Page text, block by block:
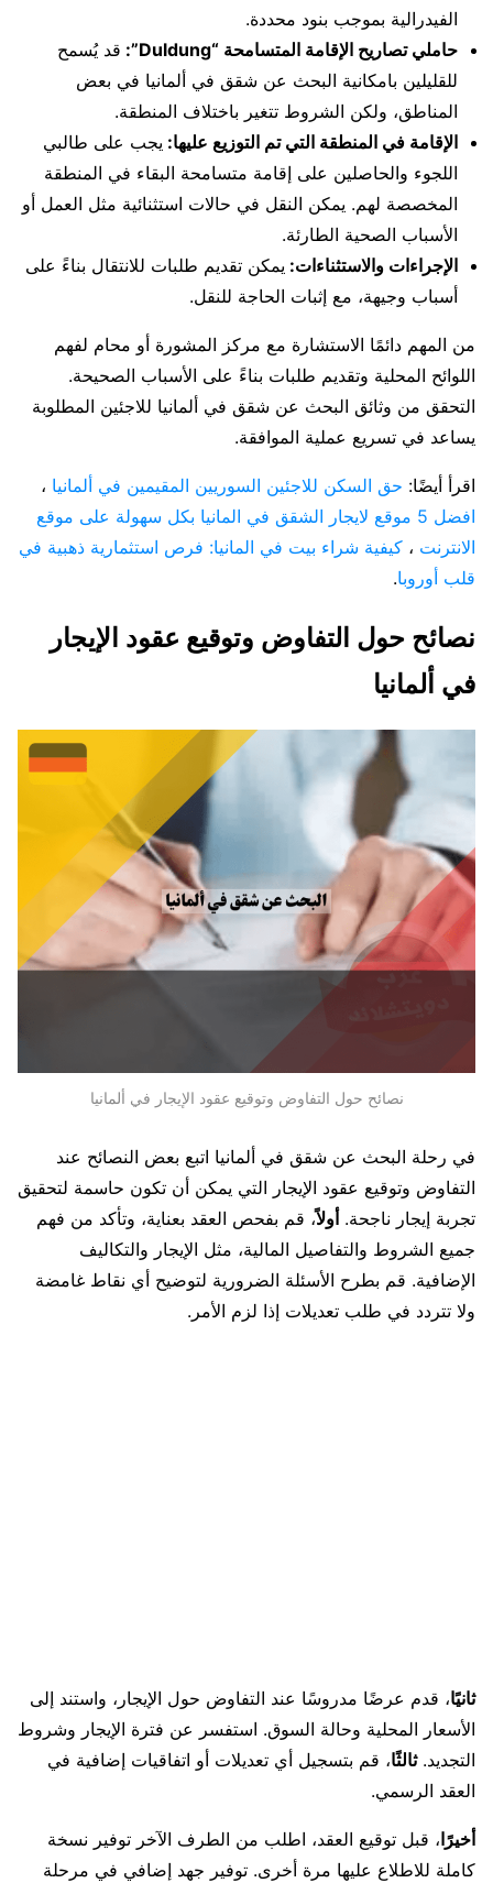
الفيدرالية بموجب بنود محددة.
حاملي تصاريح الإقامة المتسامحة “Duldung”:
قد يُسمح
للقليلين بامكانية البحث عن شقق في ألمانيا في بعض
المناطق، ولكن الشروط تتغير باختلاف المنطقة.
الإقامة في المنطقة التي تم التوزيع عليها: يجب على طالبي
اللجوء والحاصلين على إقامة متسامحة البقاء في المنطقة
المخصصة لهم. يمكن النقل في حالات استثنائية مثل العمل أو
الأسباب الصحية الطارئة.
الإجراءات والاستثناءات: يمكن تقديم طلبات للانتقال بناءً على
أسباب وجيهة، مع إثبات الحاجة للنقل.
من المهم دائمًا الاستشارة مع مركز المشورة أو محام لفهم
اللوائح المحلية وتقديم طلبات بناءً على الأسباب الصحيحة.
التحقق من وثائق البحث عن شقق في ألمانيا للاجئين المطلوبة
يساعد في تسريع عملية الموافقة.
اقرأ أيضًا: حق السكن للاجئين السوريين المقيمين في ألمانيا ،
افضل 5 موقع لايجار الشقق في المانيا بكل سهولة على موقع
الانترنت ، كيفية شراء بيت في المانيا: فرص استثمارية ذهبية في
قلب أوروبا.
نصائح حول التفاوض وتوقيع عقود الإيجار
في ألمانيا
نصائح حول التفاوض وتوقيع عقود الإيجار في ألمانيا
في رحلة البحث عن شقق في ألمانيا اتبع بعض النصائح عند
التفاوض وتوقيع عقود الإيجار التي يمكن أن تكون حاسمة لتحقيق
تجربة إيجار ناجحة. أولاً، قم بفحص العقد بعناية، وتأكد من فهم
جميع الشروط والتفاصيل المالية، مثل الإيجار والتكاليف
الإضافية. قم بطرح الأسئلة الضرورية لتوضيح أي نقاط غامضة
ولا تتردد في طلب تعديلات إذا لزم الأمر.
ثانيًا، قدم عرضًا مدروسًا عند التفاوض حول الإيجار، واستند إلى
الأسعار المحلية وحالة السوق. استفسر عن فترة الإيجار وشروط
التجديد.ثالثًا، قم بتسجيل أي تعديلات أو اتفاقيات إضافية في
العقد الرسمي.
أخيرًا، قبل توقيع العقد، اطلب من الطرف الآخر توفير نسخة
كاملة للاطلاع عليها مرة أخرى. توفير جهد إضافي في مرحلة